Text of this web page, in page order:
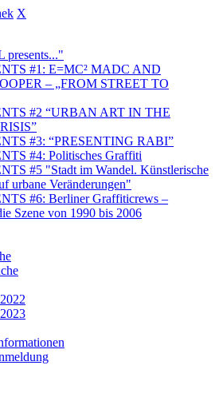
X
presents..."
#1: E=MC² MADC AND
– „FROM STREET TO
#2 “URBAN ART IN THE
#3: “PRESENTING RABI”
#4: Politisches Graffiti
#5 "Stadt im Wandel. Künstlerische
urbane Veränderungen"
#6: Berliner Graffiticrews –
Szene von 1990 bis 2006